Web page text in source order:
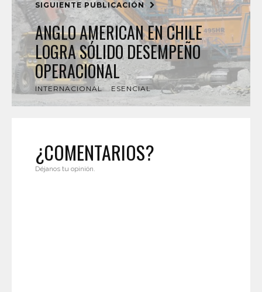
SIGUIENTE PUBLICACIÓN
ANGLO AMERICAN EN CHILE
LOGRA SÓLIDO DESEMPEÑO
OPERACIONAL
INTERNACIONAL ESENCIAL
¿COMENTARIOS?
Déjanos tu opinión.